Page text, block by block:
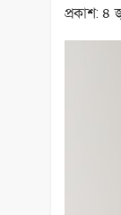
প্রকাশ: ৪